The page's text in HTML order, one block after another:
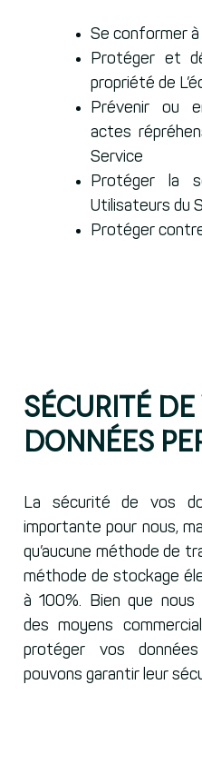
Se conformer à
Protéger et
propriété de
Prévenir ou
actes
Service
Protéger la
Utilisateurs du
Protéger
Sécurité
données
La sécurité de vos
importante pour nous,
qu’aucune méthode de
méthode de stockage
à 100%. Bien que nous
des moyens
protéger vos
pouvons garantir leur